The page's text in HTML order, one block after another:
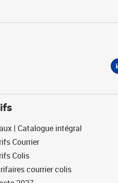
| Catalogue intégral
Courrier
Colis
courrier colis